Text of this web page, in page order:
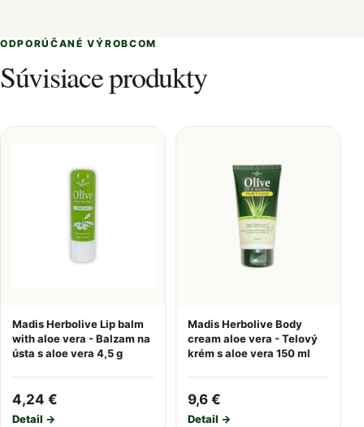
ODPORÚČANÉ VÝROBCOM
Súvisiace produkty
Madis Herbolive Lip balm
with aloe vera - Balzam na
ústa s aloe vera 4,5 g
4,24 €
Detail →
Madis Herbolive Body
cream aloe vera - Telový
krém s aloe vera 150 ml
9,6 €
Detail →